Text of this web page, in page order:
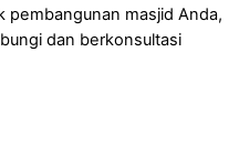
pembangunan masjid Anda,
dan berkonsultasi